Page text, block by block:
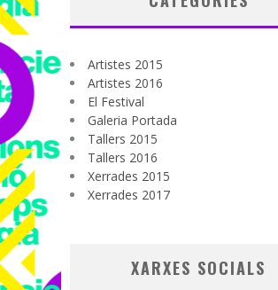
Artistes 2015
Artistes 2016
El Festival
Galeria Portada
Tallers 2015
Tallers 2016
Xerrades 2015
Xerrades 2017
XARXES SOCIALS